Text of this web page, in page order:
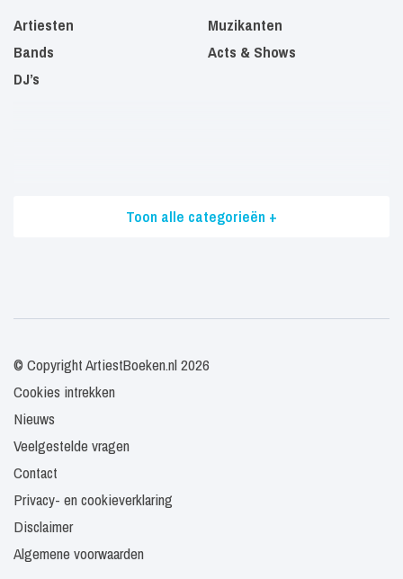
Artiesten
Bands
DJ’s
Muzikanten
Acts & Shows
Toon alle categorieën +
© Copyright ArtiestBoeken.nl 2026
Cookies intrekken
Nieuws
Veelgestelde vragen
Contact
Privacy- en cookieverklaring
Disclaimer
Algemene voorwaarden